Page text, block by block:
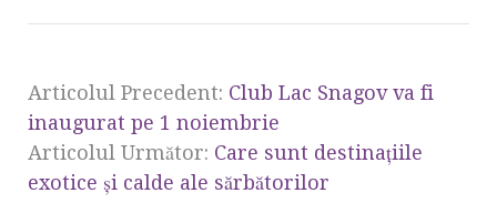
Articolul Precedent: Club Lac Snagov va fi
inaugurat pe 1 noiembrie
Articolul Următor: Care sunt destinaţiile
exotice şi calde ale sărbătorilor